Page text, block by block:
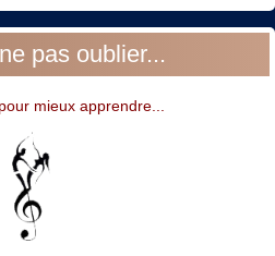
pas oublier...
mieux apprendre...